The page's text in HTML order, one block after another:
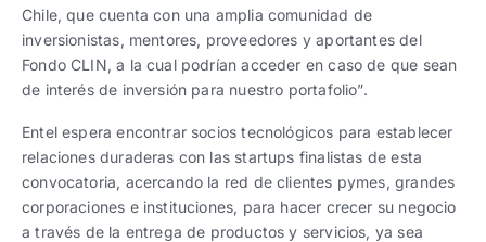
Chile, que cuenta con una amplia comunidad de
inversionistas, mentores, proveedores y aportantes del
Fondo CLIN, a la cual podrían acceder en caso de que sean
de interés de inversión para nuestro portafolio”.
Entel espera encontrar socios tecnológicos para establecer
relaciones duraderas con las startups finalistas de esta
convocatoria, acercando la red de clientes pymes, grandes
corporaciones e instituciones, para hacer crecer su negocio
a través de la entrega de productos y servicios, ya sea